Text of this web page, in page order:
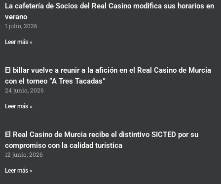
La cafetería de Socios del Real Casino modifica sus horarios en
verano
1 julio, 2026
Leer más »
El billar vuelve a reunir a la afición en el Real Casino de Murcia
con el torneo “A Tres Tacadas”
24 junio, 2026
Leer más »
El Real Casino de Murcia recibe el distintivo SICTED por su
compromiso con la calidad turística
12 junio, 2026
Leer más »